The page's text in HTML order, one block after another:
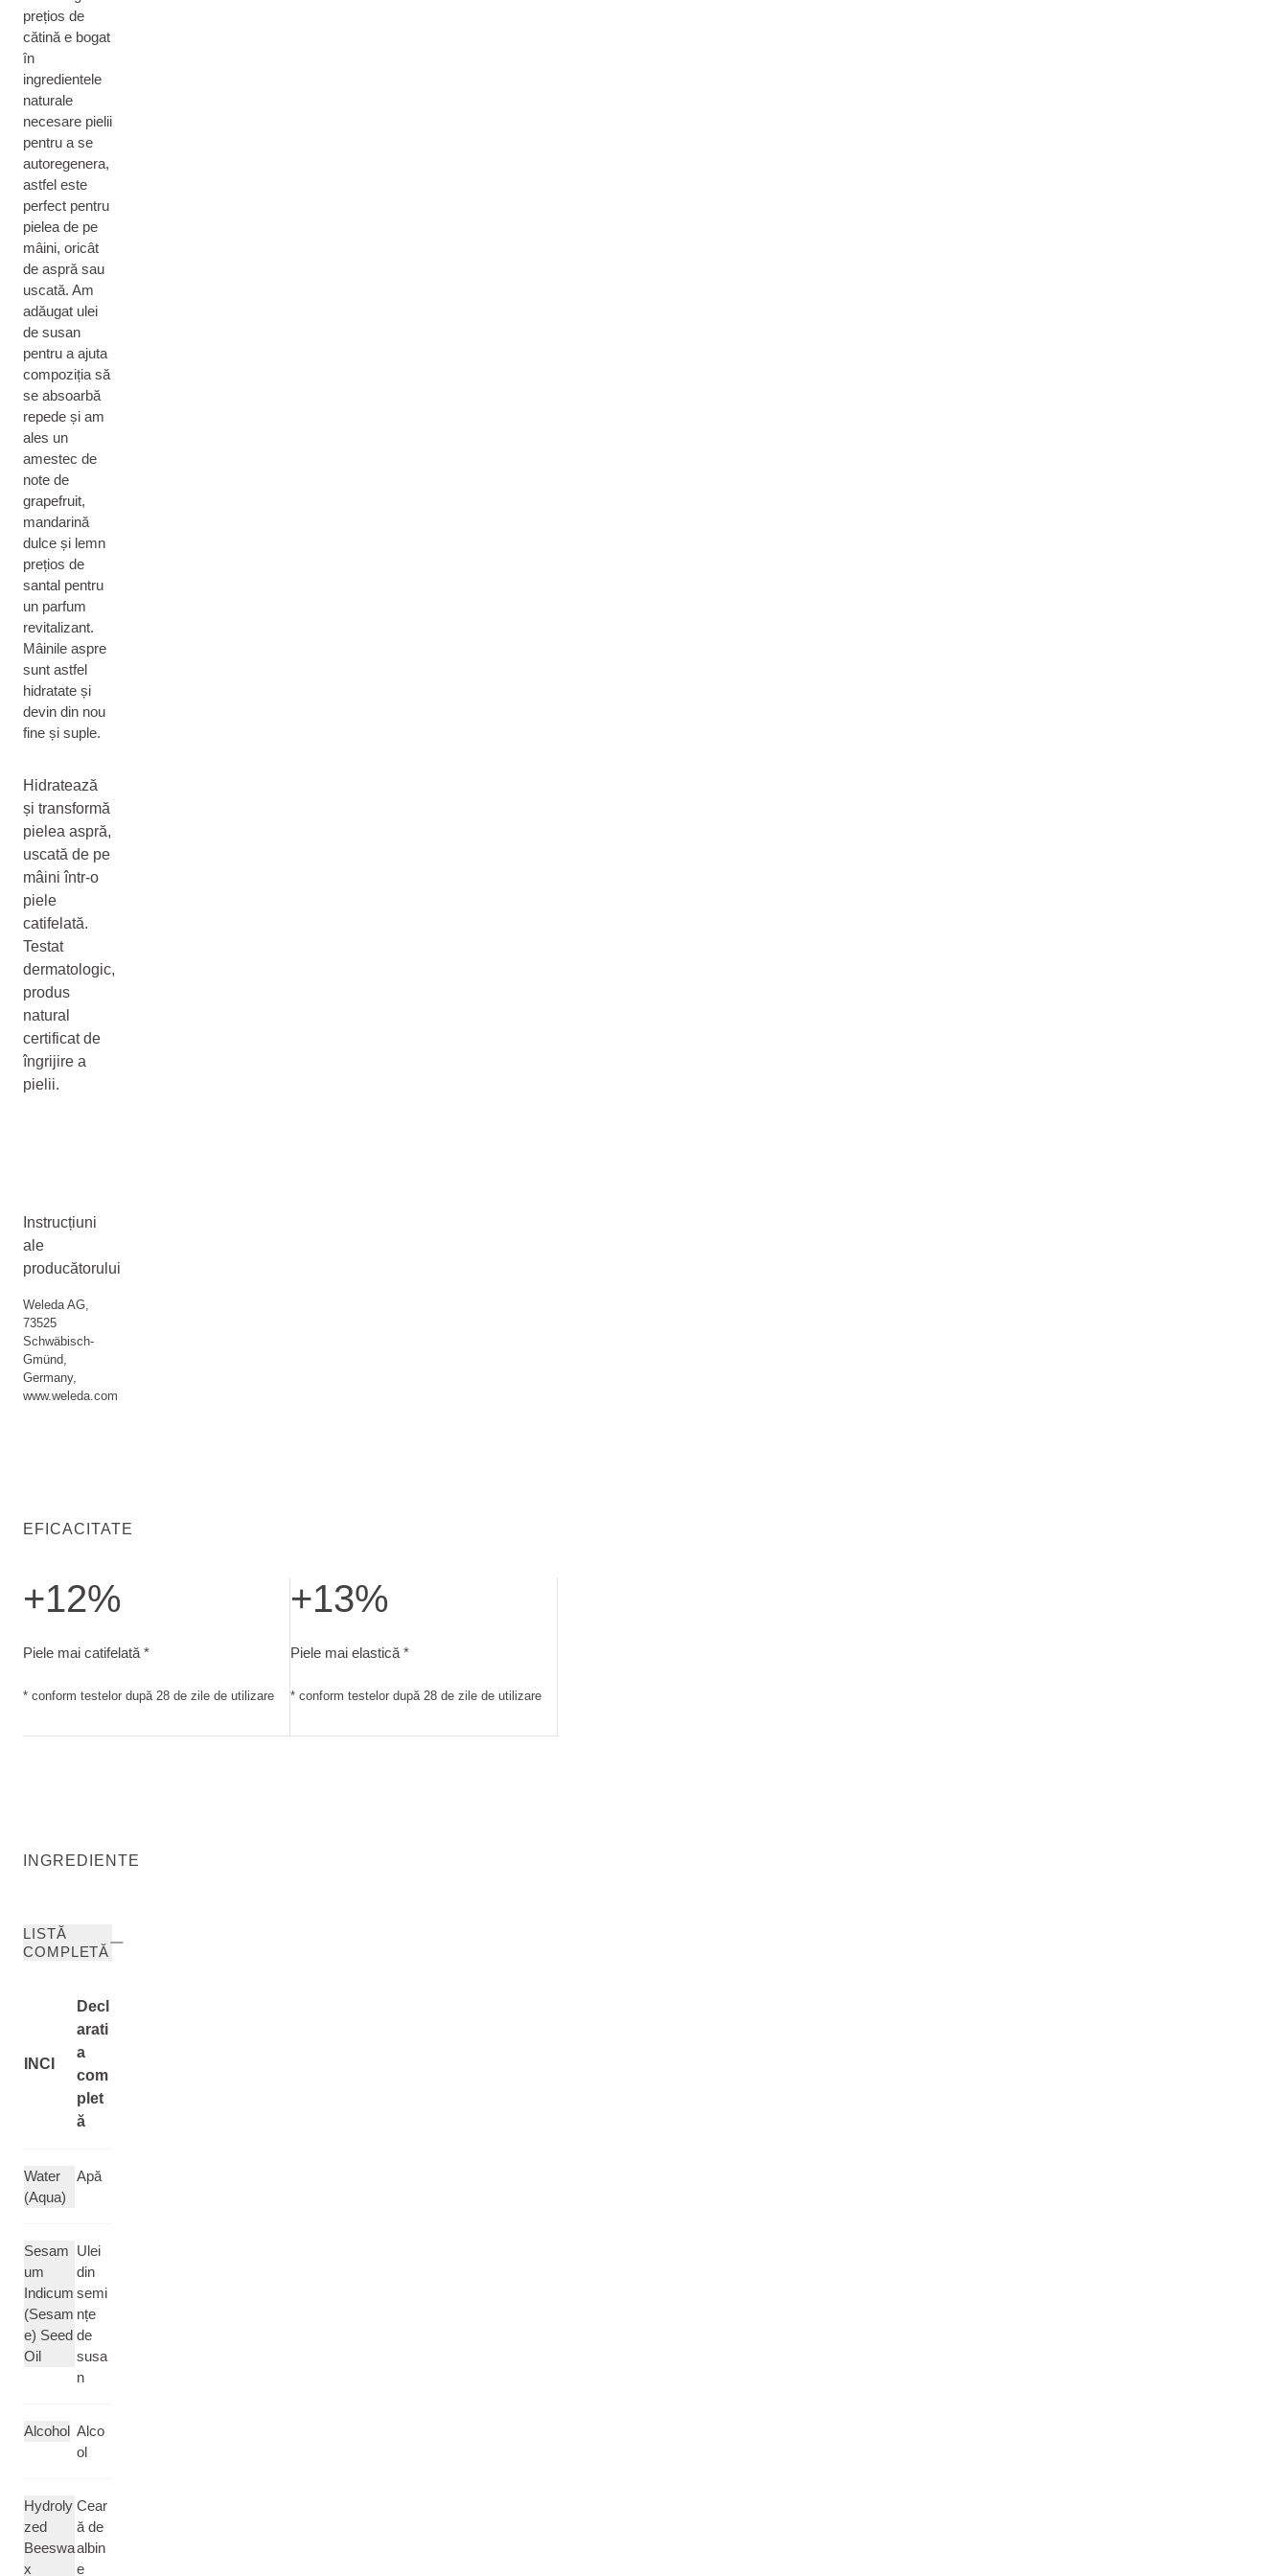
prețios de
cătină e bogat
în
ingredientele
naturale
necesare pielii
pentru a se
autoregenera,
astfel este
perfect pentru
pielea de pe
mâini, oricât
de aspră sau
uscată. Am
adăugat ulei
de susan
pentru a ajuta
compoziția să
se absoarbă
repede și am
ales un
amestec de
note de
grapefruit,
mandarină
dulce și lemn
prețios de
santal pentru
un parfum
revitalizant.
Mâinile aspre
sunt astfel
hidratate și
devin din nou
fine și suple.
Hidratează
și transformă
pielea aspră,
uscată de pe
mâini într-o
piele
catifelată.
Testat
dermatologic,
produs
natural
certificat de
îngrijire a
pielii.
Instrucțiuni
ale
producătorului
Weleda AG,
73525
Schwäbisch-
Gmünd,
Germany,
www.weleda.com
EFICACITATE
+12%
Piele mai catifelată *
* conform testelor după 28 de zile de utilizare
+13%
Piele mai elastică *
* conform testelor după 28 de zile de utilizare
INGREDIENTE
LISTĂ
COMPLETĂ
INCI
Decl
arati
a
com
plet
ă
Water
(Aqua)
Apă
Sesam
um
Indicum
(Sesam
e) Seed
Oil
Ulei
din
semi
nțe
de
susa
n
Alcohol Alco
ol
Hydroly
zed
Beeswa
x
Cear
ă de
albin
e